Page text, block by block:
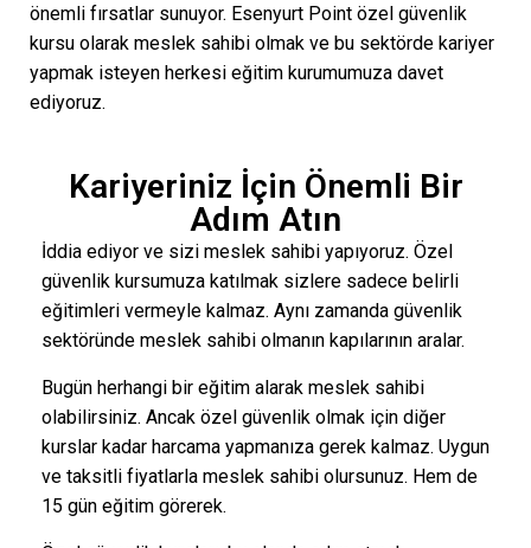
önemli fırsatlar sunuyor. Esenyurt Point özel güvenlik
kursu olarak meslek sahibi olmak ve bu sektörde kariyer
yapmak isteyen herkesi eğitim kurumumuza davet
ediyoruz.
Kariyeriniz İçin Önemli Bir
Adım Atın
İddia ediyor ve sizi meslek sahibi yapıyoruz. Özel
güvenlik kursumuza katılmak sizlere sadece belirli
eğitimleri vermeyle kalmaz. Aynı zamanda güvenlik
sektöründe meslek sahibi olmanın kapılarının aralar.
Bugün herhangi bir eğitim alarak meslek sahibi
olabilirsiniz. Ancak özel güvenlik olmak için diğer
kurslar kadar harcama yapmanıza gerek kalmaz. Uygun
ve taksitli fiyatlarla meslek sahibi olursunuz. Hem de
15 gün eğitim görerek.